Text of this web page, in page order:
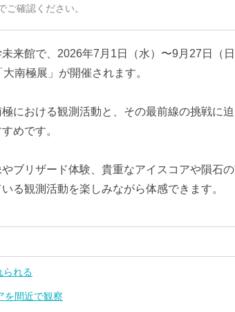
ご確認ください。
来館で、2026年7月1日（水）〜9月27日（
南極展」が開催されます。
における観測活動と、その最前線の挑戦に
めです。
ブリザード体験、貴重なアイスコアや隕石
る観測活動を楽しみながら体感できます。
られる
を間近で観察